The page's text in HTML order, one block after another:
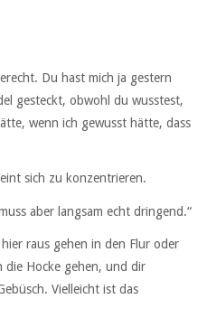
Du hast mich ja gestern
gesteckt, obwohl du wusstest,
wenn ich gewusst hätte, dass
sich zu konzentrieren.
aber langsam echt dringend.“
raus gehen in den Flur oder
die Hocke gehen, und dir
Vielleicht ist das